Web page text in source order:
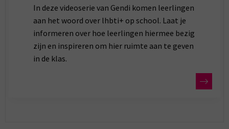
In deze videoserie van Gendi komen leerlingen
aan het woord over lhbti+ op school. Laat je
informeren over hoe leerlingen hiermee bezig
zijn en inspireren om hier ruimte aan te geven
in de klas.